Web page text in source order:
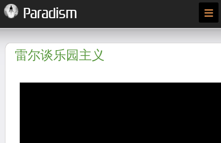
Paradism ≡
雷尔谈乐园主义